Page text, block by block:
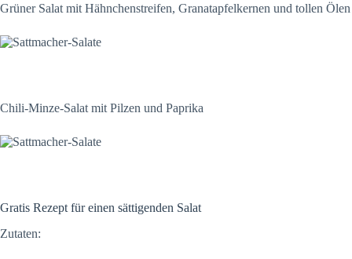
Grüner Salat mit Hähnchenstreifen, Granatapfelkernen und tollen Ölen
Chili-Minze-Salat mit Pilzen und Paprika
Gratis Rezept für einen sättigenden Salat
Zutaten: